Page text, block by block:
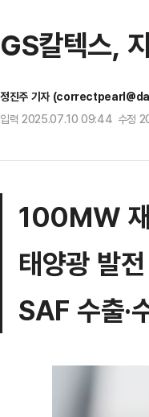
GS칼텍스,
정진주 기자
입력 2025.07.10 09:44 수정
100㎿ 재
태양광 발
SAF 수출·